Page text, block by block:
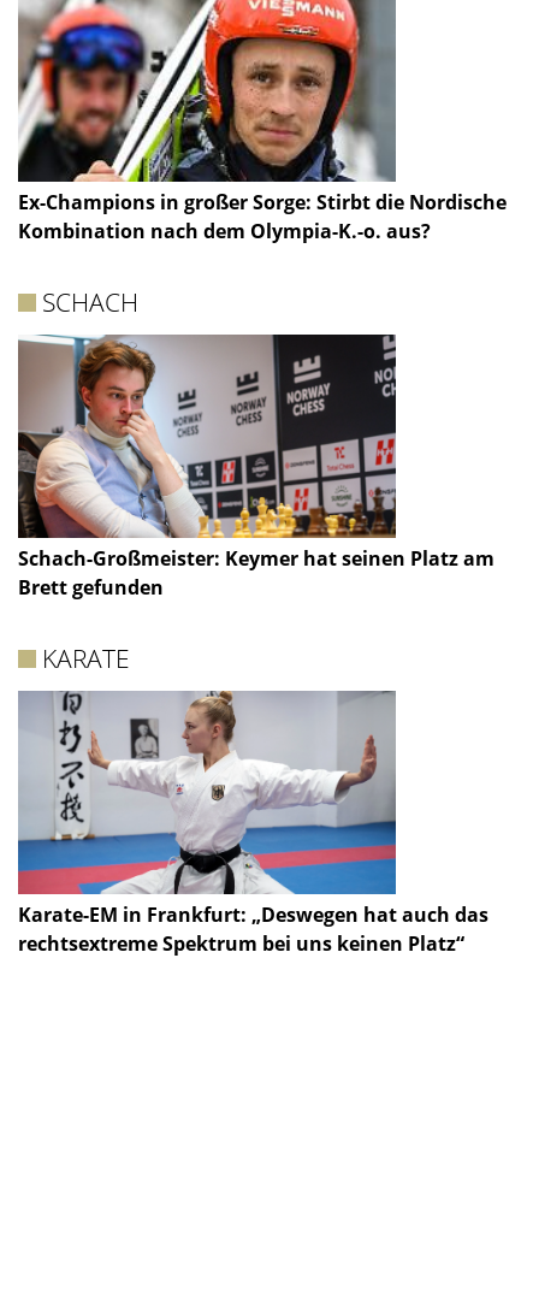
Ex-Champions in großer Sorge: Stirbt die Nordische
Kombination nach dem Olympia-K.-o. aus?
SCHACH
Schach-Großmeister: Keymer hat seinen Platz am
Brett gefunden
KARATE
Karate-EM in Frankfurt: „Deswegen hat auch das
rechtsextreme Spektrum bei uns keinen Platz“